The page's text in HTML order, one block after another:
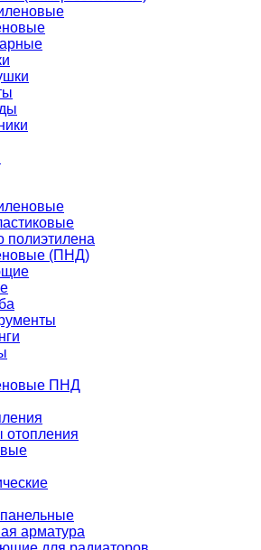
полиэтилена
(ПНД)
ПНД
отопления
арматура